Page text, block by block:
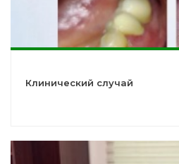
Клинический случай